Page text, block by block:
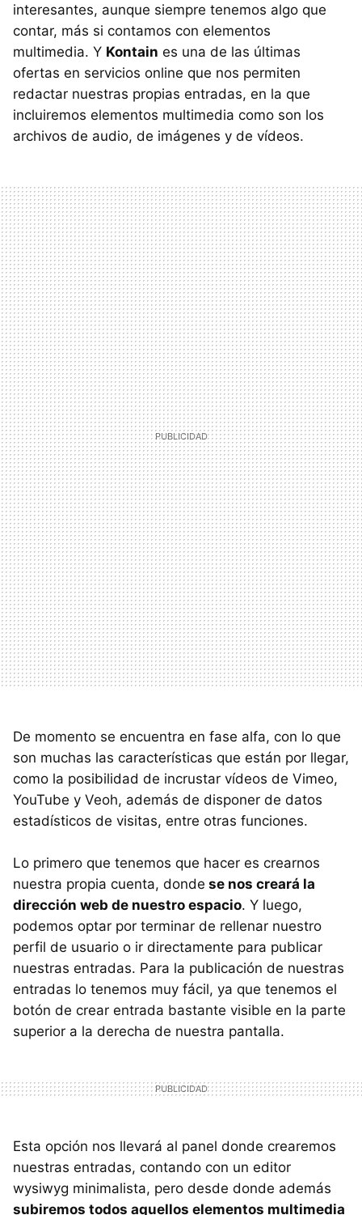
interesantes, aunque siempre tenemos algo que
contar, más si contamos con elementos
multimedia. Y Kontain es una de las últimas
ofertas en servicios online que nos permiten
redactar nuestras propias entradas, en la que
incluiremos elementos multimedia como son los
archivos de audio, de imágenes y de vídeos.
De momento se encuentra en fase alfa, con lo que
son muchas las características que están por llegar,
como la posibilidad de incrustar vídeos de Vimeo,
YouTube y Veoh, además de disponer de datos
estadísticos de visitas, entre otras funciones.
Lo primero que tenemos que hacer es crearnos
nuestra propia cuenta, donde se nos creará la
dirección web de nuestro espacio. Y luego,
podemos optar por terminar de rellenar nuestro
perfil de usuario o ir directamente para publicar
nuestras entradas. Para la publicación de nuestras
entradas lo tenemos muy fácil, ya que tenemos el
botón de crear entrada bastante visible en la parte
superior a la derecha de nuestra pantalla.
Esta opción nos llevará al panel donde crearemos
nuestras entradas, contando con un editor
wysiwyg minimalista, pero desde donde además
subiremos todos aquellos elementos multimedia